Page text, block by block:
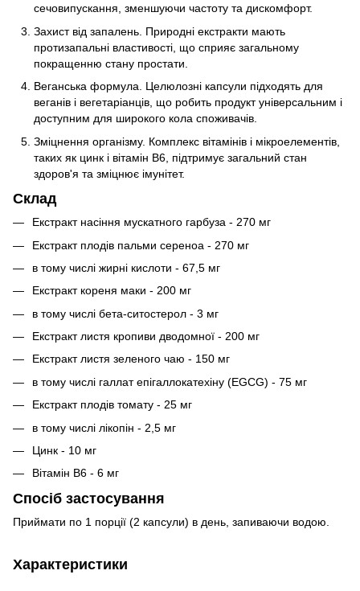
сечовипускання, зменшуючи частоту та дискомфорт.
Захист від запалень. Природні екстракти мають
протизапальні властивості, що сприяє загальному
покращенню стану простати.
Веганська формула. Целюлозні капсули підходять для
веганів і вегетаріанців, що робить продукт універсальним і
доступним для широкого кола споживачів.
Зміцнення організму. Комплекс вітамінів і мікроелементів,
таких як цинк і вітамін B6, підтримує загальний стан
здоров'я та зміцнює імунітет.
Склад
Екстракт насіння мускатного гарбуза - 270 мг
Екстракт плодів пальми сереноа - 270 мг
в тому числі жирні кислоти - 67,5 мг
Екстракт кореня маки - 200 мг
в тому числі бета-ситостерол - 3 мг
Екстракт листя кропиви дводомної - 200 мг
Екстракт листя зеленого чаю - 150 мг
в тому числі галлат епігаллокатехіну (EGCG) - 75 мг
Екстракт плодів томату - 25 мг
в тому числі лікопін - 2,5 мг
Цинк - 10 мг
Вітамін B6 - 6 мг
Спосіб застосування
Приймати по 1 порції (2 капсули) в день, запиваючи водою.
Характеристики